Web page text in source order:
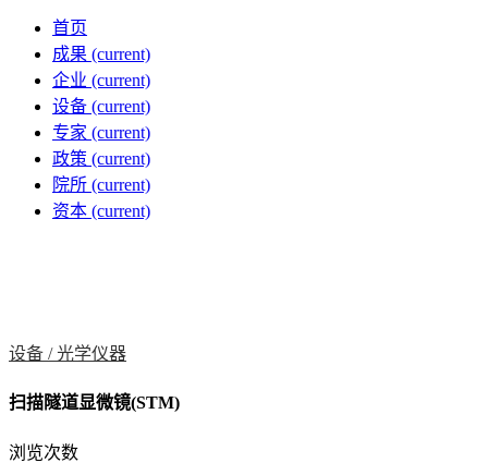
首页
成果 (current)
企业 (current)
设备 (current)
专家 (current)
政策 (current)
院所 (current)
资本 (current)
设备 /光学仪器
扫描隧道显微镜(STM)
浏览次数